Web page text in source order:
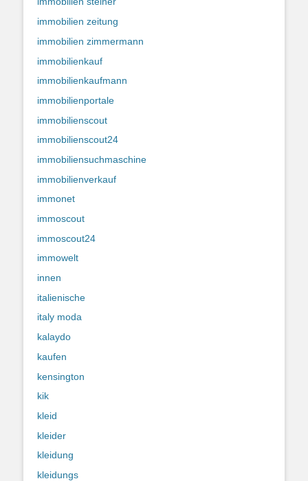
immobilien zeitung
immobilien zimmermann
immobilienkauf
immobilienkaufmann
immobilienportale
immobilienscout
immobilienscout24
immobiliensuchmaschine
immobilienverkauf
immonet
immoscout
immoscout24
immowelt
innen
italienische
italy moda
kalaydo
kaufen
kensington
kik
kleid
kleider
kleidung
kleidungs